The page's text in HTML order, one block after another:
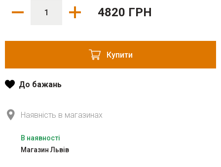
4820 ГРН
Купити
До бажань
Наявність в магазинах
В наявності
Магазин Львів